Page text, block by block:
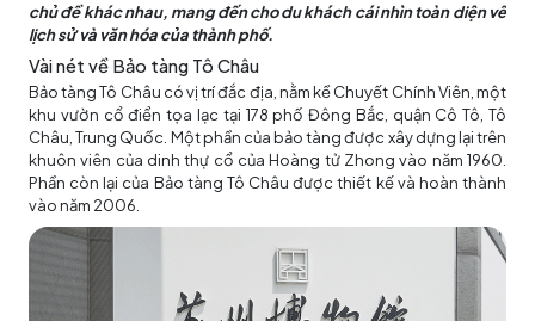
chủ đề khác nhau, mang đến cho du khách cái nhìn toàn diện về
lịch sử và văn hóa của thành phố.
Vài nét về Bảo tàng Tô Châu
Bảo tàng Tô Châu có vị trí đắc địa, nằm kề Chuyết Chính Viên, một
khu vườn cổ điển tọa lạc tại 178 phố Đông Bắc, quận Cô Tô, Tô
Châu, Trung Quốc. Một phần của bảo tàng được xây dựng lại trên
khuôn viên của dinh thự cổ của Hoàng tử Zhong vào năm 1960.
Phần còn lại của Bảo tàng Tô Châu được thiết kế và hoàn thành
vào năm 2006.